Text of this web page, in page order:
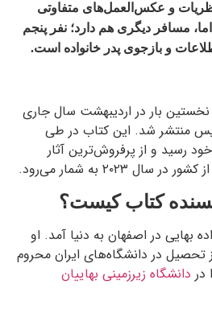
نظریات و عکس‌العمل‌های متفاوتی
مسافر دیگری هم دارد؛ نفر پنجم
و بازجوی پدر خانواده است.
نخستین بار در اردیبهشت سال جاری
منتشر شد. این کتاب در طی
رسید و از پرفروش‌ترین آثار
۲۰۲۳ به شمار می‌رود.
کتاب کیست؟
بهایی در اصفهان به دنیا آمد. او
تحصیل در دانشگاه‌های ایران محروم
در دانشگاه زیرزمینی بهاییان